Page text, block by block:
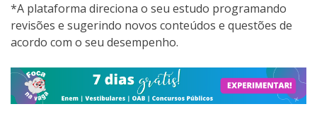
*A plataforma direciona o seu estudo programando
revisões e sugerindo novos conteúdos e questões de
acordo com o seu desempenho.